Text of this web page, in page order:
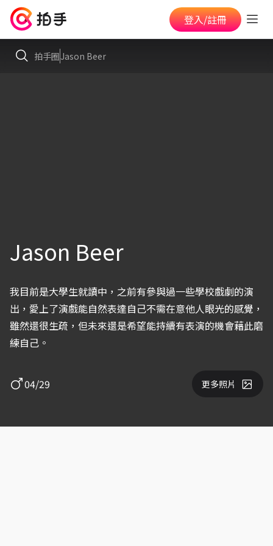
登入/註冊
拍手圈Jason Beer
Jason Beer
我目前是大學生就讀中，之前有參與過一些學校戲劇的演
出，愛上了演戲能自然表達自己不需在意他人眼光的感覺，
雖然還很生疏，但未來還是希望能持續有表演的機會藉此磨
練自己。
04/29 更多照片